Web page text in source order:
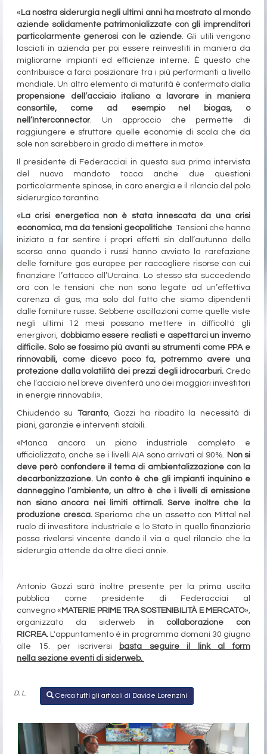
« La nostra siderurgia negli ultimi anni ha mostrato al mondo
aziende solidamente patrimonializzate con gli imprenditori
particolarmente generosi con le aziende. Gli utili vengono
lasciati in azienda per poi essere reinvestiti in maniera da
migliorarne impianti ed efficienze interne. È questo che
contribuisce a farci posizionare tra i più performanti a livello
mondiale. Un altro elemento di maturità è confermato dalla
propensione dell’acciaio italiano a lavorare in maniera
consortile, come ad esempio nel biogas, o
nell’Interconnector. Un approccio che permette di
raggiungere e sfruttare quelle economie di scala che da
sole non sarebbero in grado di mettere in moto».
Il presidente di Federacciai in questa sua prima intervista
del nuovo mandato tocca anche due questioni
particolarmente spinose, in caro energia e il rilancio del polo
siderurgico tarantino.
« La crisi energetica non è stata innescata da una crisi
economica, ma da tensioni geopolitiche. Tensioni che hanno
iniziato a far sentire i propri effetti sin dall’autunno dello
scorso anno quando i russi hanno avviato la rarefazione
delle forniture gas europee per raccogliere risorse con cui
finanziare l’attacco all’Ucraina. Lo stesso sta succedendo
ora con le tensioni che non sono legate ad un’effettiva
carenza di gas, ma solo dal fatto che siamo dipendenti
dalle forniture russe. Sebbene oscillazioni come quelle viste
negli ultimi 12 mesi possano mettere in difficoltà gli
energivori, dobbiamo essere realisti e aspettarci un inverno
difficile. Solo se fossimo più avanti su strumenti come PPA e
rinnovabili, come dicevo poco fa, potremmo avere una
protezione dalla volatilità dei prezzi degli idrocarburi. Credo
che l’acciaio nel breve diventerà uno dei maggiori investitori
in energie rinnovabili».
Chiudendo su Taranto, Gozzi ha ribadito la necessità di
piani, garanzie e interventi stabili.
«Manca ancora un piano industriale completo e
ufficializzato, anche se i livelli AIA sono arrivati al 90%. Non si
deve però confondere il tema di ambientalizzazione con la
decarbonizzazione. Un conto è che gli impianti inquinino e
danneggino l’ambiente, un altro è che i livelli di emissione
non siano ancora nei limiti ottimali. Serve inoltre che la
produzione cresca.Speriamo che un assetto con Mittal nel
ruolo di investitore industriale e lo Stato in quello finanziario
possa rivelarsi vincente dando il via a quel rilancio che la
siderurgia attende da oltre dieci anni».
Antonio Gozzi sarà inoltre presente per la prima uscita
pubblica come presidente di Federacciai al
convegno « MATERIE PRIME TRA SOSTENIBILITÀ E MERCATO»,
organizzato da siderweb in collaborazione con
RICREA. L'appuntamento è in programma domani 30 giugno
alle 15. per iscriversi
basta seguire il link al form
nella sezione eventi di siderweb.
D. L. Cerca tutti gli articoli di Davide Lorenzini